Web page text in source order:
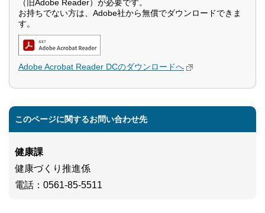
（旧Adobe Reader）が必要です。
お持ちでない方は、Adobe社から無償でダウンロードできま
す。
Adobe Acrobat Reader DCのダウンロードへ
このページに関するお問い合わせ先
健康課
健康づくり推進係
電話 ：0561-85-5511